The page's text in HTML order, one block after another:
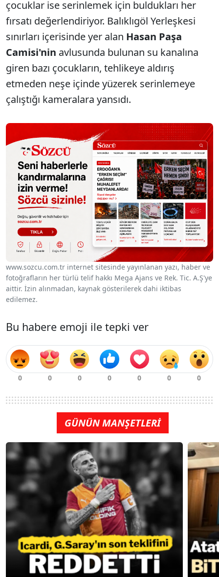
çocuklar ise serinlemek için buldukları her
fırsatı değerlendiriyor. Balıklıgöl Yerleşkesi
sınırları içerisinde yer alan Hasan Paşa
Camisi'nin avlusunda bulunan su kanalına
giren bazı çocukların, tehlikeye aldırış
etmeden neşe içinde yüzerek serinlemeye
çalıştığı kameralara yansıdı.
www.sozcu.com.tr internet sitesinde yayınlanan yazı, haber ve
fotoğrafların her türlü telif hakkı Mega Ajans ve Rek. Tic. A.Ş'ye
aittir. İzin alınmadan, kaynak gösterilerek dahi iktibas
edilemez.
Bu habere emoji ile tepki ver
GÜNÜN MANŞETLERİ